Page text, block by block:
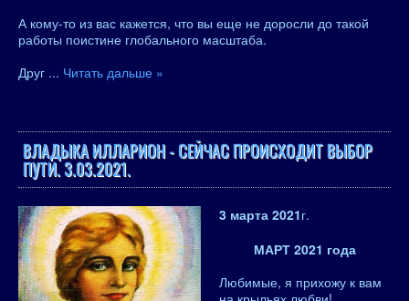
А кому-то из вас кажется, что вы еще не доросли до такой
работы поистине глобального масштаба.
Друг ... Читать дальше »
ВЛАДЫКА ИЛЛАРИОН - СЕЙЧАС ПРОИСХОДИТ ВЫБОР
ПУТИ. 3.03.2021.
3 марта 2021г.
МАРТ 2021 года
Любимые, я прихожу к вам